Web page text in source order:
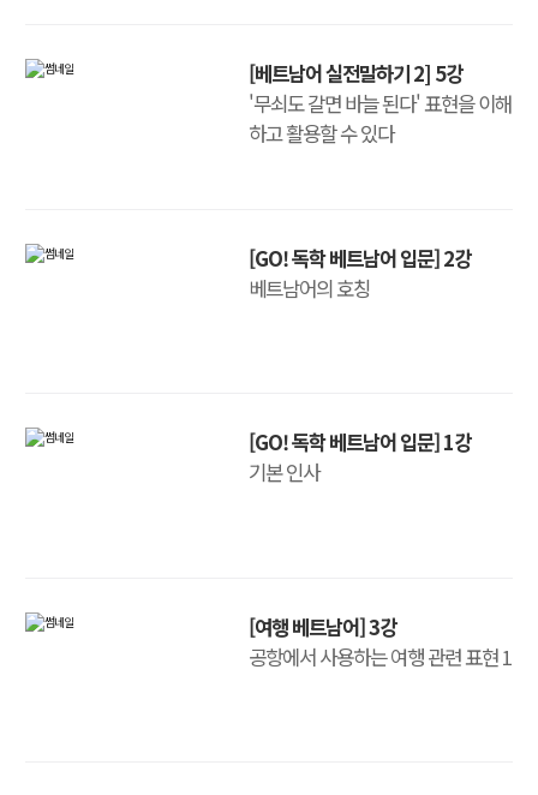
[베트남어 실전말하기 2] 5강
'무쇠도 갈면 바늘 된다' 표현을 이해
하고 활용할 수 있다
[GO! 독학 베트남어 입문] 2강
베트남어의 호칭
[GO! 독학 베트남어 입문] 1강
기본 인사
[여행 베트남어] 3강
공항에서 사용하는 여행 관련 표현 1